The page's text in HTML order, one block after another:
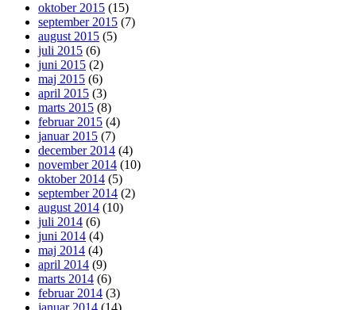
oktober 2015 (15)
september 2015 (7)
august 2015 (5)
juli 2015 (6)
juni 2015 (2)
maj 2015 (6)
april 2015 (3)
marts 2015 (8)
februar 2015 (4)
januar 2015 (7)
december 2014 (4)
november 2014 (10)
oktober 2014 (5)
september 2014 (2)
august 2014 (10)
juli 2014 (6)
juni 2014 (4)
maj 2014 (4)
april 2014 (9)
marts 2014 (6)
februar 2014 (3)
januar 2014 (14)